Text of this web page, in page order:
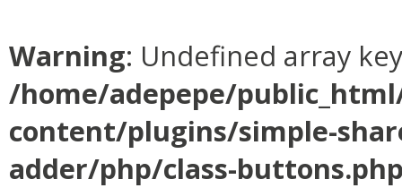
Warning: Undefined array
/home/adepepe/
content/plugins/simple-
adder/php/class-